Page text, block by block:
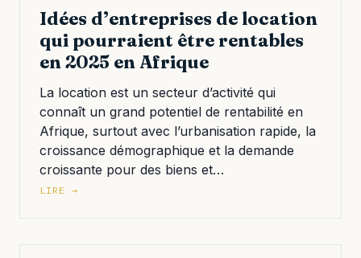
Idées d’entreprises de location
qui pourraient être rentables
en 2025 en Afrique
La location est un secteur d’activité qui
connaît un grand potentiel de rentabilité en
Afrique, surtout avec l’urbanisation rapide, la
croissance démographique et la demande
croissante pour des biens et…
LIRE →